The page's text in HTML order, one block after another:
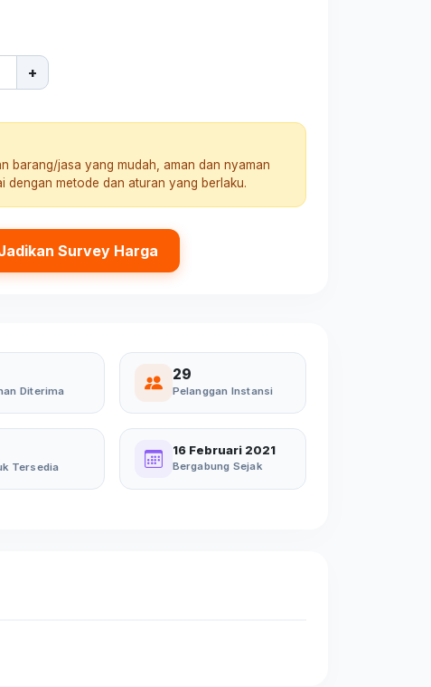
+
barang/jasa yang mudah, aman dan nyaman
dengan metode dan aturan yang berlaku.
Survey Harga
Diterima
29
Pelanggan Instansi
Tersedia
16 Februari 2021
Bergabung Sejak